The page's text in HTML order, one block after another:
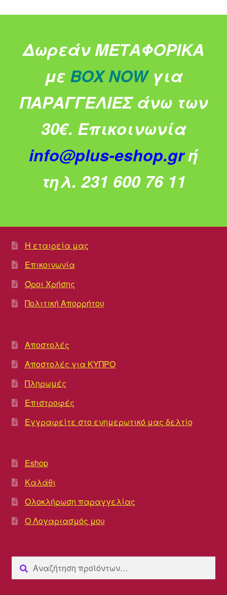
Δωρεάν ΜΕΤΑΦΟΡΙΚΑ
με BOX NOW για
ΠΑΡΑΓΓΕΛΙΕΣ άνω των
30€. Επικοινωνία
info@plus-eshop.grή
τηλ. 231 600 76 11
Η εταιρεία μας
Επικοινωνία
Όροι Χρήσης
Πολιτική Απορρήτου
Αποστολές
Αποστολές για ΚΥΠΡΟ
Πληρωμές
Επιστροφές
Εγγραφείτε στο ενημερωτικό μας δελτίο
Eshop
Καλάθι
Ολοκλήρωση παραγγελίας
Ο Λογαριασμός μου
Αναζήτηση
για:
Αναζήτηση